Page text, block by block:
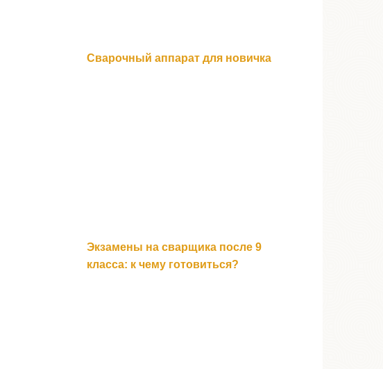
Сварочный аппарат для новичка
Экзамены на сварщика после 9
класса: к чему готовиться?